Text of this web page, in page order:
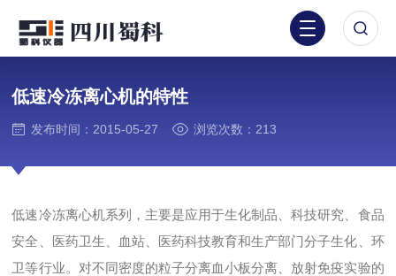
低速冷冻离心机的特性
发布时间：2015-05-27 浏览次数：213
低速冷冻离心机系列，主要是应用于生化制品、科技研究、食品
安全、医药卫生、血站、医药科技教育和生产部门分子生化、环
卫等行业。对不同密度的粒子分离血小板分离、放射免疫实验的